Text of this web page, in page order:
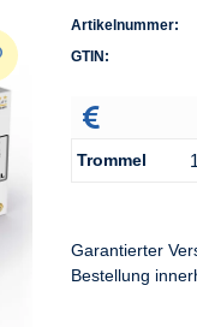
Artikelnummer:
GTIN:
Trommel
Garantierter
Bestellung